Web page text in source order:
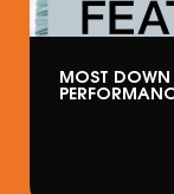
MOST DOWN